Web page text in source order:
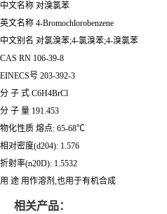
中文名称 对溴氯苯
英文名称 4-Bromochlorobenzene
中文别名 对氯溴苯;4-氯溴苯;4-溴氯苯
CAS RN 106-39-8
EINECS号 203-392-3
分 子 式 C6H4BrCl
分 子 量 191.453
物化性质 熔点: 65-68℃
相对密度(d204): 1.576
折射率(n20D): 1.5532
用 途 用作溶剂,也用于有机合成
相关产品：